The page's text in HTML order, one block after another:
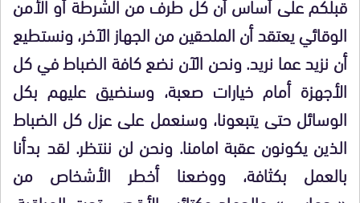
الوقائي يعتقد أن الملحقين من الجهاز الآخر، ونستطيع
أن نزيد عما نريد. ونحن الآن نضع كافة الضباط في كل
الأجهزة أمام خيارات صعبة، وسنضيق عليهم بكل
الوسائل حتى يتبعونا، وسنعمل على عزل كل الضباط
الذين يكونون عقبة امامنا. ونحن لن ننتظر. لقد بدأنا
بالعمل بكثافة، ووضعنا أخطر الأشخاص من